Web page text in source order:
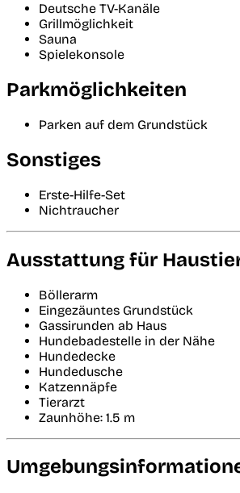
Deutsche TV-Kanäle
Grillmöglichkeit
Sauna
Spielekonsole
Parkmöglichkeiten
Parken auf dem Grundstück
Sonstiges
Erste-Hilfe-Set
Nichtraucher
Ausstattung für
Böllerarm
Eingezäuntes Grundstück
Gassirunden ab Haus
Hundebadestelle in der Nähe
Hundedecke
Hundedusche
Katzennäpfe
Tierarzt
Zaunhöhe: 1.5 m